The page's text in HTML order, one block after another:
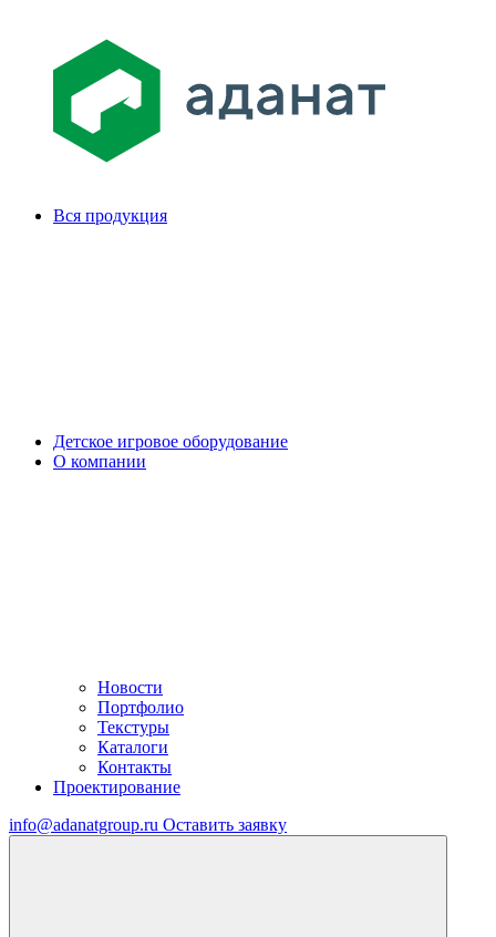
Вся продукция
Детское игровое оборудование
О компании
Новости
Портфолио
Текстуры
Каталоги
Контакты
Проектирование
info@adanatgroup.ru Оставить заявку